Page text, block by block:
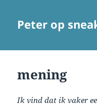
Peter op
mening
Ik vind dat ik vaker